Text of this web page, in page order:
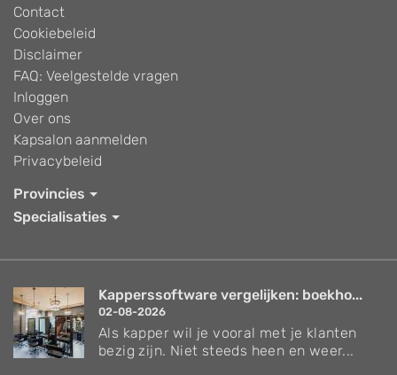
Contact
Cookiebeleid
Disclaimer
FAQ: Veelgestelde vragen
Inloggen
Over ons
Kapsalon aanmelden
Privacybeleid
Provincies
Specialisaties
Kapperssoftware vergelijken: boekho...
02-08-2026
Als kapper wil je vooral met je klanten
bezig zijn. Niet steeds heen en weer...